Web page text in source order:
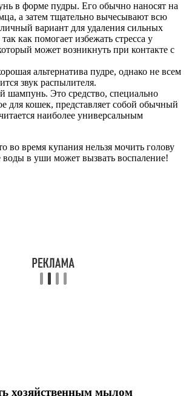
в форме пудры. Его обычно наносят на
а затем тщательно вычесывают всю
вариант для удаления сильных
как помогает избежать стресса у
может возникнуть при контакте с
альтернатива пудре, однако не всем
звук распылителя.
шампунь. Это средство, специально
для кошек, представляет собой обычный
наиболее универсальным
во время купания нельзя мочить голову
в уши может вызвать воспаление!
хозяйственным мылом